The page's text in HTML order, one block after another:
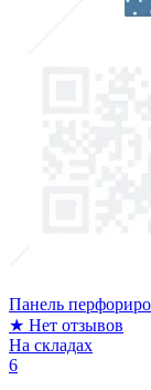
Панель
★ Нет отзывов
На складах
6